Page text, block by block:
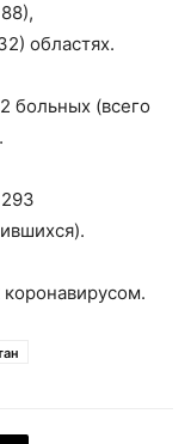
областях.
больных (всего